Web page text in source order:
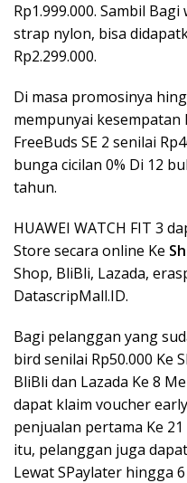
Rp1.999.000. Sambil
strap nylon, bisa
Rp2.299.000.
Di masa promosinya
mempunyai kesempatan
FreeBuds SE 2 senilai
bunga cicilan 0% Di 12
tahun.
HUAWEI WATCH FIT 3
Store secara online Ke
Shop, BliBli, Lazada,
DatascripMall.ID.
Bagi pelanggan yang
bird senilai Rp50.000 Ke
BliBli dan Lazada Ke 8
dapat klaim voucher
penjualan pertama Ke
itu, pelanggan juga
Lewat SPaylater hingga